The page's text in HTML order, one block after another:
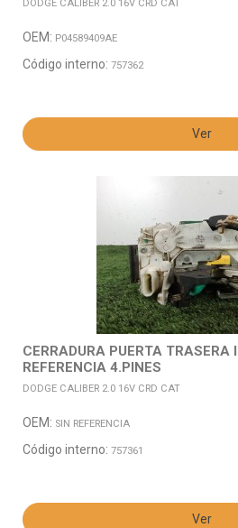
DODGE CALIBER 2.0 16V CRD CAT
OEM: P04589409AE
Código interno: 757362
Ver
CERRADURA PUERTA TRASERA
REFERENCIA 4.PINES
DODGE CALIBER 2.0 16V CRD CAT
OEM: SIN REFERENCIA
Código interno: 757361
Ver